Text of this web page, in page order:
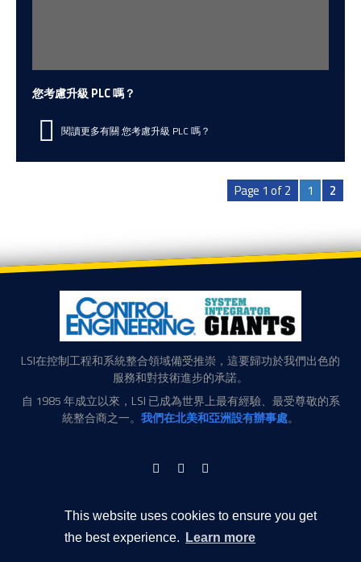
This website uses cookies to ensure you get
the best experience.
Learn more
您考慮升級 PLC 嗎？
閱讀更多有關 您考慮升級 PLC 嗎？
Page 1 of 2 1 2
LSI在控制工程和系統整合領域備受推崇，這要歸功於我們出色的
服務和對技術進步的承諾。
自 1985 年成立以來，LSI 已成為世界上最有經驗、最受尊敬的系
統整合商之一。 我們在北美和亞洲設有辦事處。
LinkedInFacebookTwitter
瑞光路76巷63號6樓
臺北， 臺灣， 11491